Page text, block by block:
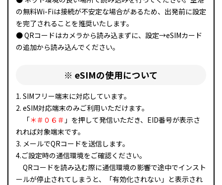
の無料Wi-Fiは接続が不安定な場合があるため、出発前に設定
を完了されることを推奨いたします。
● QRコードはカメラから読み込まずに、設定→eSIMカード
の追加から読み込んでください。
※ eSIMの使用について
1. SIMフリー端末に対応しています。
2. eSIM対応端末のみご利用いただけます。
「＊＃０６＃ 」を押して発信いただき、EID番号が表示さ
れれば対象端末です。
3. メールでQRコードを送信します。
4.ご設定時の通信環境をご確認ください。
QRコードを読み込む際に通信環境の影響で途中でインスト
ールが停止されてしまうと、「有効化されない」と表示され